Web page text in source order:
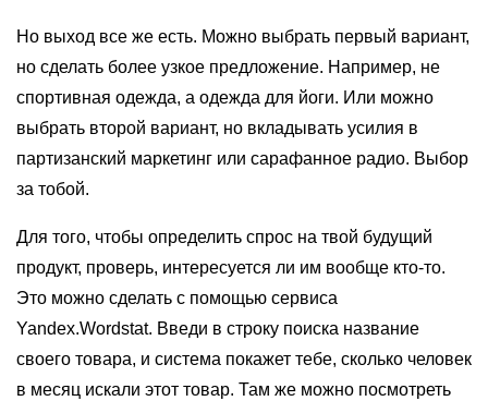
Но выход все же есть. Можно выбрать первый вариант,
но сделать более узкое предложение. Например, не
спортивная одежда, а одежда для йоги. Или можно
выбрать второй вариант, но вкладывать усилия в
партизанский маркетинг или сарафанное радио. Выбор
за тобой.
Для того, чтобы определить спрос на твой будущий
продукт, проверь, интересуется ли им вообще кто-то.
Это можно сделать с помощью сервиса
Yandex.Wordstat. Введи в строку поиска название
своего товара, и система покажет тебе, сколько человек
в месяц искали этот товар. Там же можно посмотреть